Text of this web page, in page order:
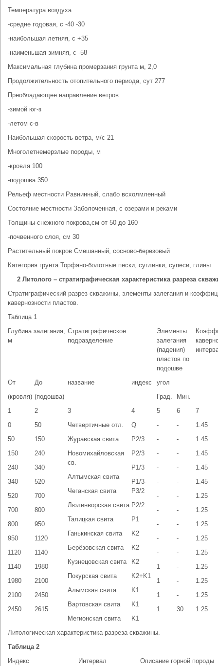
Температура воздуха
-средне годовая, с -40 -30
-наибольшая летняя, с +35
-наименьшая зимняя, с -58
Максимальная глубина промерзания грунта м, 2,0
Продолжительность отопительного периода, сут 277
Преобладающее направление ветров
-зимой юг-з
-летом с-в
Наибольшая скорость ветра, м/с 21
Многолетнемерзлые породы, м
-кровля 100
-подошва 350
Рельеф местности Равнинный, слабо всхолмленный
Состояние местности Заболоченная, с озерами и реками
Толщины-снежного покрова,см от 50 до 160
-почвенного слоя, см 30
Растительный покров Смешанный, сосново-березовый
Категория грунта Торфяно-болотные пески, суглинки, супеси, глины
2 Литолого – стратиграфическая характеристика разреза
Стратиграфический разрез скважины, элементы залегания и
кавернозности пластов.
Таблица 1
Глубина залегания,
м
Стратиграфическое
подразделение
Элементы
залегания
(падения)
пластов по
подошве
От
(кровля)
До
(подошва)
название индекс
угол
Град.
Мин.
1
2 3 4 5 6
7
0
50
150
240
340
520
700
800
950
1120
1140
1980
2100
2450
50
150
240
340
520
700
800
950
1120
1140
1980
2100
2450
2615
Четвертичные отл.
Журавская свита
Новомихайловская
св.
Алтымская свита
Чеганская свита
Люлинворская свита
Талицкая свита
Ганькинская свита
Берёзовская свита
Кузнецовская свита
Покурская свита
Алымская свита
Вартовская свита
Мегионская свита
Q
P2/3
P2/3
P1/3
P1/3-
P3/2
P2/2
P1
K2
K2
K2
K2+K1
K1
K1
K1
-
-
-
-
-
-
-
-
-
-
1
1
1
1
-
-
-
-
-
-
-
-
-
-
-
-
-
30
1.45
1.45
1.45
1.45
1.45
1.25
1.25
1.25
1.25
1.25
1.25
1.25
1.25
1.25
Литологическая характеристика разреза скважины.
Таблица 2
Индекс
Интервал
Описание горной породы